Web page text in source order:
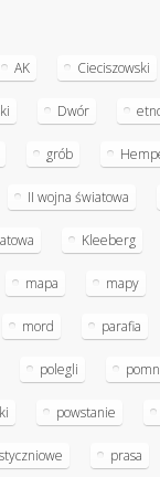
AK Cieciszowski
Dwór
grób
II wojna światowa
Kleeberg
mapa mapy
mord parafia
polegli
powstanie
prasa